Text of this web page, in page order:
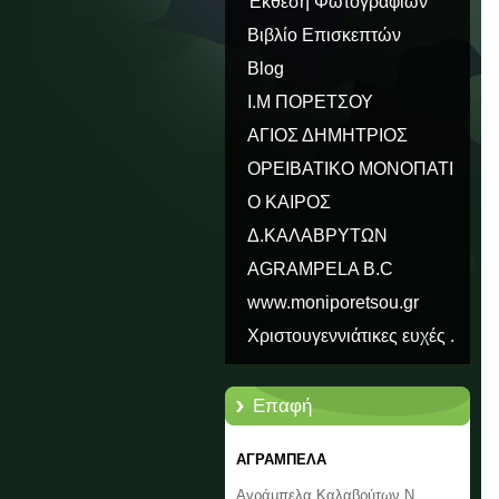
Βιβλίο Επισκεπτών
Blog
Ι.Μ ΠΟΡΕΤΣΟΥ
ΑΓΙΟΣ ΔΗΜΗΤΡΙΟΣ
ΟΡΕΙΒΑΤΙΚΟ ΜΟΝΟΠΑΤΙ
ΠΑΥΣΑΝΙΑ Ε31
Ο ΚΑΙΡΟΣ
Δ.ΚΑΛΑΒΡΥΤΩΝ
AGRAMPELA B.C
www.moniporetsou.gr
Χριστουγεννιάτικες ευχές .
Επαφή
ΑΓΡΑΜΠΕΛΑ
Αγράμπελα Καλαβρύτων Ν.